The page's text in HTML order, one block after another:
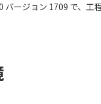
バージョン 1709 で、工